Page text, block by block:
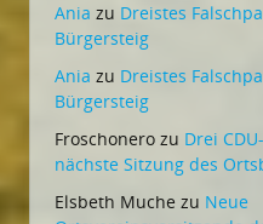
Ania zu Dreistes
Bürgersteig
Ania zu Dreistes
Bürgersteig
Froschonero zu Drei
nächste Sitzung des
Elsbeth Muche zu Neue